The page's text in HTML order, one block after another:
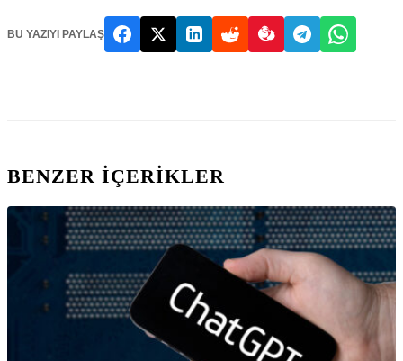
BU YAZIYI PAYLAŞ
BENZER IÇERIKLER